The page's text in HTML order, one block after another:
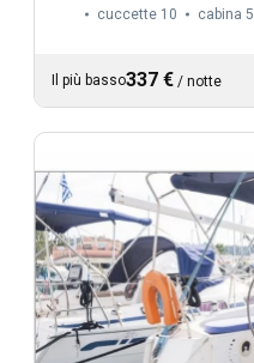
cuccette 10 cabina 5
Il più basso337 € / notte